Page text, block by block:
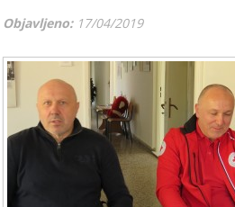
Objavljeno: 17/04/2019